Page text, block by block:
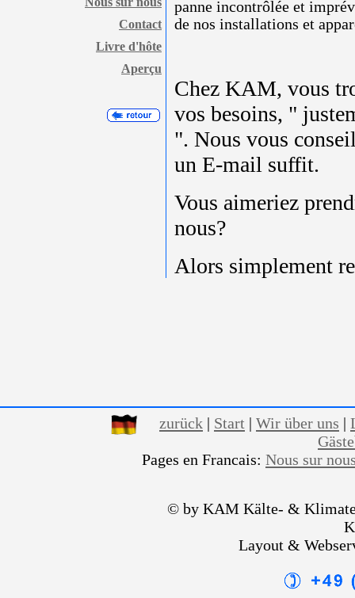
Contact
Livre d'hôte
Aperçu
panne incontrôlée et
de nos installations et
Chez KAM, vous
vos besoins, "
". Nous vous
un E-mail suffit.
Vous aimeriez
nous?
Alors simplement
zurück | Start | Wir über uns |
Pages en Francais: Nous sur
© by KAM Kälte- &
Layout &